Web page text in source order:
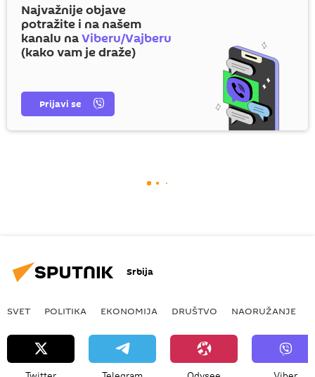
Najvažnije objave
potražite i na našem
kanalu naViberu/Vajberu
(kako vam je draže)
Prijavi se
Srbija
SVET POLITIKA EKONOMIJA DRUŠTVO NAORUŽANJE